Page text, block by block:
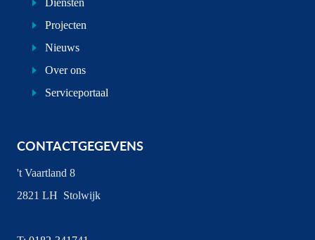
Projecten
Nieuws
Over ons
Serviceportaal
CONTACTGEGEVENS
't Vaartland 8
2821 LH Stolwijk